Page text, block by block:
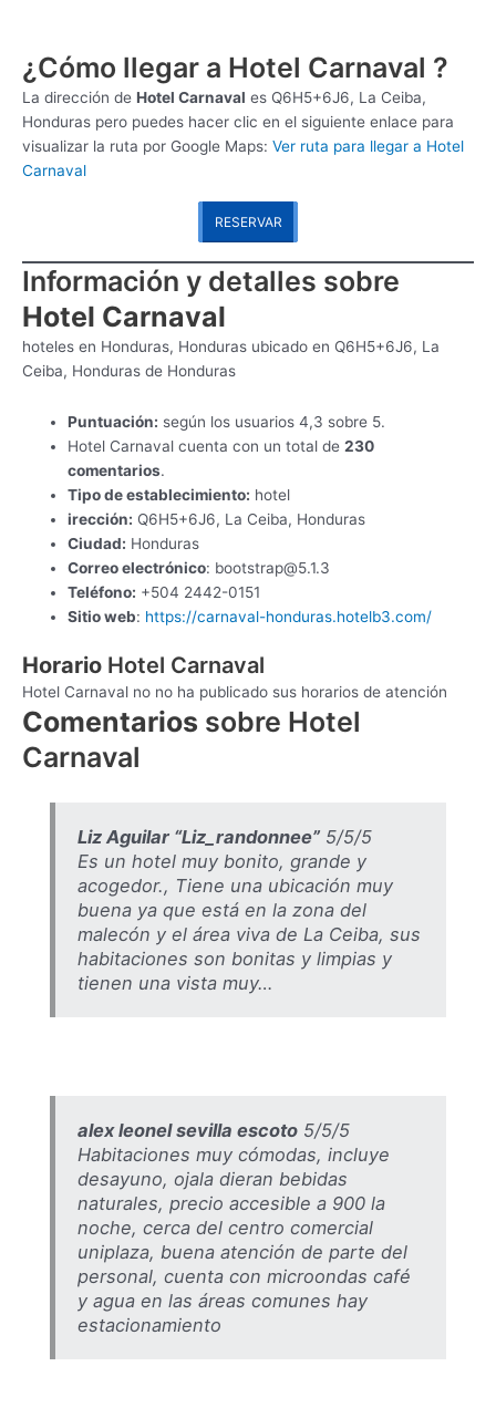
¿Cómo llegar a Hotel Carnaval ?
La dirección de Hotel Carnaval es Q6H5+6J6, La Ceiba,
Honduras pero puedes hacer clic en el siguiente enlace para
visualizar la ruta por Google Maps: Ver ruta para llegar a Hotel
Carnaval
RESERVAR
Información y detalles sobre
Hotel Carnaval
hoteles en Honduras, Honduras ubicado en Q6H5+6J6, La
Ceiba, Honduras de Honduras
Puntuación: según los usuarios 4,3 sobre 5.
Hotel Carnaval cuenta con un total de230
comentarios.
Tipo de establecimiento: hotel
irección: Q6H5+6J6, La Ceiba, Honduras
Ciudad: Honduras
Correo electrónico: bootstrap@5.1.3
Teléfono: +504 2442-0151
Sitio web: https://carnaval-honduras.hotelb3.com/
Horario Hotel Carnaval
Hotel Carnaval no no ha publicado sus horarios de atención
Comentarios sobre Hotel
Carnaval
Liz Aguilar “Liz_randonnee”5/5/5
Es un hotel muy bonito, grande y
acogedor., Tiene una ubicación muy
buena ya que está en la zona del
malecón y el área viva de La Ceiba, sus
habitaciones son bonitas y limpias y
tienen una vista muy…
alex leonel sevilla escoto5/5/5
Habitaciones muy cómodas, incluye
desayuno, ojala dieran bebidas
naturales, precio accesible a 900 la
noche, cerca del centro comercial
uniplaza, buena atención de parte del
personal, cuenta con microondas café
y agua en las áreas comunes hay
estacionamiento